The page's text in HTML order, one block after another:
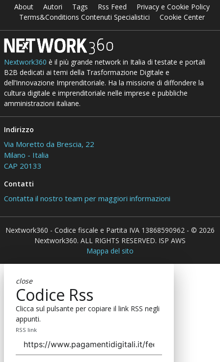
About Autori Tags Rss Feed
Privacy e Cookie Policy
Terms&Conditions Contenuti Specialistici
Cookie Center
Nextwork360 è il più grande network in Italia di testate e portali
B2B dedicati ai temi della Trasformazione Digitale e
dell’Innovazione Imprenditoriale. Ha la missione di diffondere la
cultura digitale e imprenditoriale nelle imprese e pubbliche
amministrazioni italiane.
Indirizzo
Via Moretto da Brescia, 22
Milano - Italia
CAP 20133
Contatti
Contatta il nostro team per maggiori informazioni
Nextwork360 - Codice fiscale e Partita IVA 13868590962 - © 2026
Nextwork360. ALL RIGHTS RESERVED. ISP AWS
Mappa del sito
close
Codice Rss
Clicca sul pulsante per copiare il link RSS negli
appunti.
RSS link